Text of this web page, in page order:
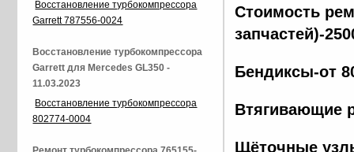
Стоимость
запчастей)-
Бендиксы-от
Втягивающие
Щёточные
Восстановление турбокомпрессора
Garrett 787556-0024
Восстановление турбокомпрессора
Garrett для Mercedes GL350 -
11.03.2023
Восстановление турбокомпрессора
802774-0004